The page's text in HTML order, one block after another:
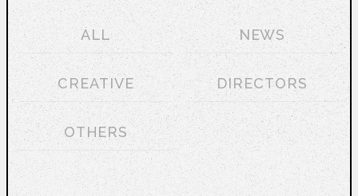
ALL NEWS
CREATIVE DIRECTORS
OTHERS